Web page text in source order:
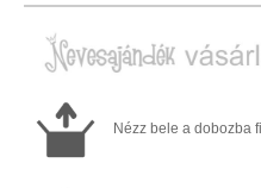
Nézz bele a dobozba